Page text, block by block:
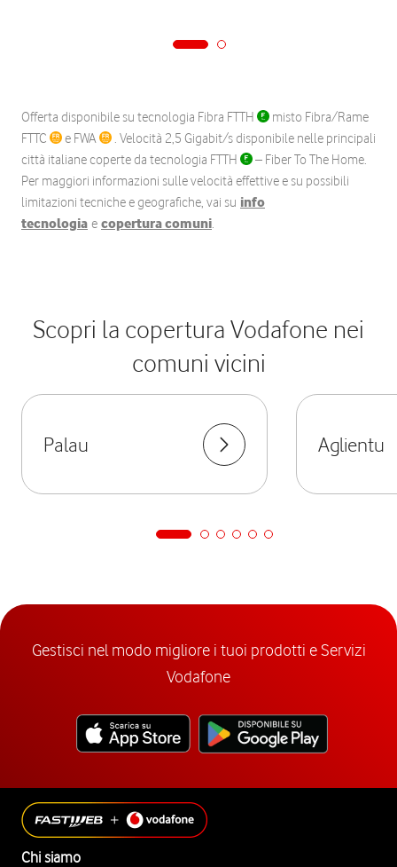
Offerta disponibile su tecnologia Fibra FTTH
misto Fibra/Rame
FTTC
e FWA
. Velocità 2,5 Gigabit/s disponibile nelle principali
città italiane coperte da tecnologia FTTH
– Fiber To The Home.
Per maggiori informazioni sulle velocità effettive e su possibili
limitazioni tecniche e geografiche, vai su info
tecnologia e copertura comuni.
Scopri la copertura Vodafone nei
comuni vicini
Palau Aglientu
Gestisci nel modo migliore i tuoi prodotti e Servizi
Vodafone
Chi siamo